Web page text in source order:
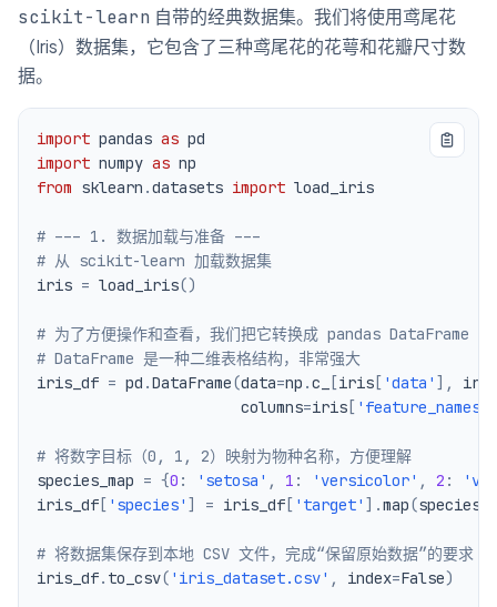
scikit-learn 自带的经典数据集。我们将使用鸢尾花
（Iris）数据集，它包含了三种鸢尾花的花萼和花瓣尺寸数
据。
import pandas as
import numpy as
from sklearn .datasets import
# --- 1. 数据加载与准备 ---
# 从 scikit-learn 加载数据集
iris = load_iris()
# 为了方便操作和查看，我们把它转换成 pandas DataFrame
# DataFrame 是一种二维表格结构，非常强大
iris_df = pd .DataFrame(data=np .c_ [iris [ 'data' ] ,
iris
                       columns
=iris [ 'feature_names'
# 将数字目标（0, 1, 2）映射为物种名称，方便理解
species_map = {0 : 'setosa' , 1 : 'versicolor' , 2 :
iris_df [ 'species' ] = iris_df [ 'target' ] .map(
# 将数据集保存到本地 CSV 文件，完成“保留原始数据”的要求
iris_df. to_csv( 'iris_dataset.csv' , index=False)